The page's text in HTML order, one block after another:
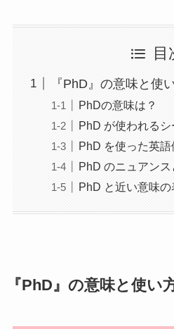
目
『PhD』の意味と使
PhDの意味は？
PhD が使われるシ
PhD を使った英語
PhD のニュアンス
PhD と近い意味の
『PhD』の意味と使い